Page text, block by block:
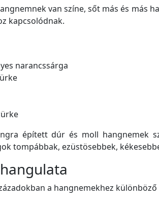
van színe, sőt más és más
kapcsolódnak.
narancssárga
épített dúr és moll hangnemek
tompábbak, ezüstösebbek,
a hangnemekhez